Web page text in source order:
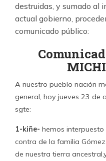
destruidas, y sumado al
actual gobierno,
comunicado público:
A nuestro pueblo nación
general, hoy jueves 23 de
sgte:
1-kiñe- hemos
contra de la familia
de nuestra tierra